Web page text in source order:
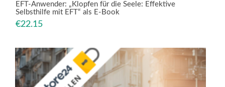
EFT-Anwender: „Klopfen für die Seele: Effektive
Selbsthilfe mit EFT“ als E-Book
€22.15